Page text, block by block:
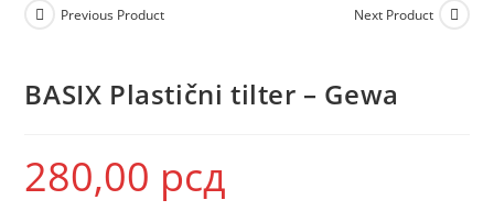
Previous Product Next Product
BASIX Plastični tilter – Gewa
280,00 рсд